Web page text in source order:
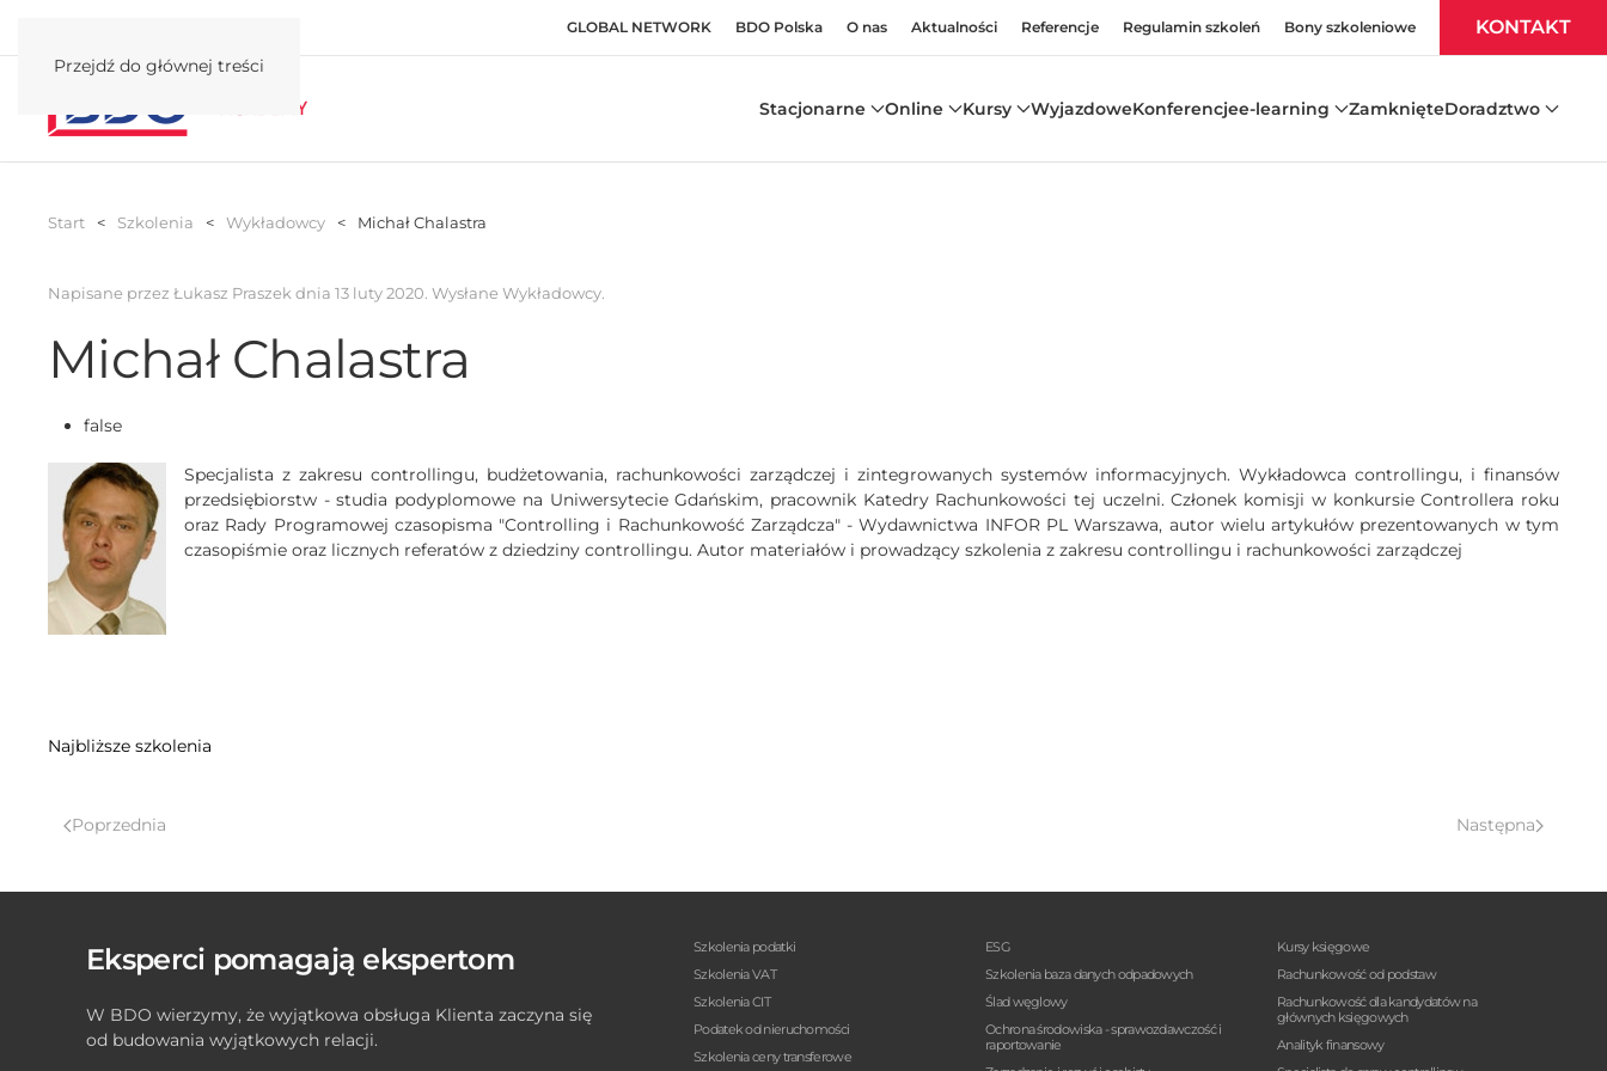
Przejdź do głównej treści
GLOBAL NETWORK BDO Polska O nas Aktualności Referencje Regulamin szkoleń Bony szkoleniowe KONTAKT
Stacjonarne Online Kursy WyjazdoweKonferencjee-learning ZamknięteDoradztwo
Start Szkolenia Wykładowcy Michał Chalastra
Napisane przez Łukasz Praszek dnia 13 luty 2020. Wysłane Wykładowcy.
Michał Chalastra
false
Specjalista z zakresu controllingu, budżetowania, rachunkowości zarządczej i zintegrowanych systemów informacyjnych. Wykładowca controllingu, i finansów
przedsiębiorstw - studia podyplomowe na Uniwersytecie Gdańskim, pracownik Katedry Rachunkowości tej uczelni. Członek komisji w konkursie Controllera roku
oraz Rady Programowej czasopisma "Controlling i Rachunkowość Zarządcza" - Wydawnictwa INFOR PL Warszawa, autor wielu artykułów prezentowanych w tym
czasopiśmie oraz licznych referatów z dziedziny controllingu. Autor materiałów i prowadzący szkolenia z zakresu controllingu i rachunkowości zarządczej
Najbliższe szkolenia
Poprzednia Następna
Eksperci pomagają ekspertom
W BDO wierzymy, że wyjątkowa obsługa Klienta zaczyna się
od budowania wyjątkowych relacji.
Szkolenia podatki
Szkolenia VAT
Szkolenia CIT
Podatek od nieruchomości
Szkolenia ceny transferowe
ESG
Szkolenia baza danych odpadowych
Ślad węglowy
Ochrona środowiska - sprawozdawczość i
raportowanie
Kursy księgowe
Rachunkowość od podstaw
Rachunkowość dla kandydatów na
głównych księgowych
Analityk finansowy